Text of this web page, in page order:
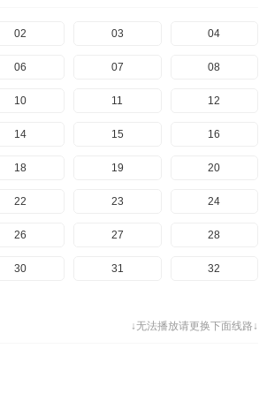
02 03 04
06 07 08
10 11 12
14 15 16
18 19 20
22 23 24
26 27 28
30 31 32
↓无法播放请更换下面线路↓